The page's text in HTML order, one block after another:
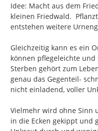
Idee: Macht aus dem
kleinen Friedwald.
entstehen weitere
Gleichzeitig kann es ein
können pflegeleichte
Sterben gehört zum
genau das Gegenteil-
nicht einladend, voller
Vielmehr wird ohne Sinn
in die Ecken gekippt und